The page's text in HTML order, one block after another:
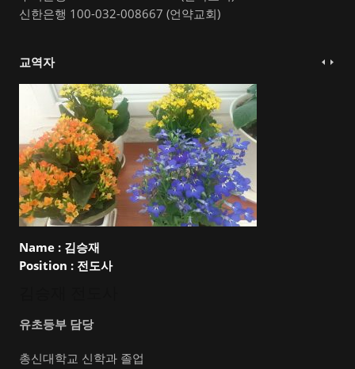
신한은행 100-032-008667 (언약교회)
교역자
Name : 김승재
Position : 전도사
유초등부 담당
총신대학교 신학과 졸업